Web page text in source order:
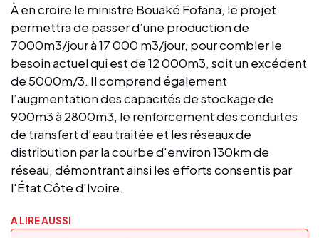
À en croire le ministre Bouaké Fofana, le projet
permettra de passer d’une production de
7000m3/jour à 17 000 m3/jour, pour combler le
besoin actuel qui est de 12 000m3, soit un excédent
de 5000m/3. Il comprend également
l’augmentation des capacités de stockage de
900m3 à 2800m3, le renforcement des conduites
de transfert d'eau traitée et les réseaux de
distribution par la courbe d'environ 130km de
réseau, démontrant ainsi les efforts consentis par
l'État Côte d'Ivoire.
A LIRE AUSSI